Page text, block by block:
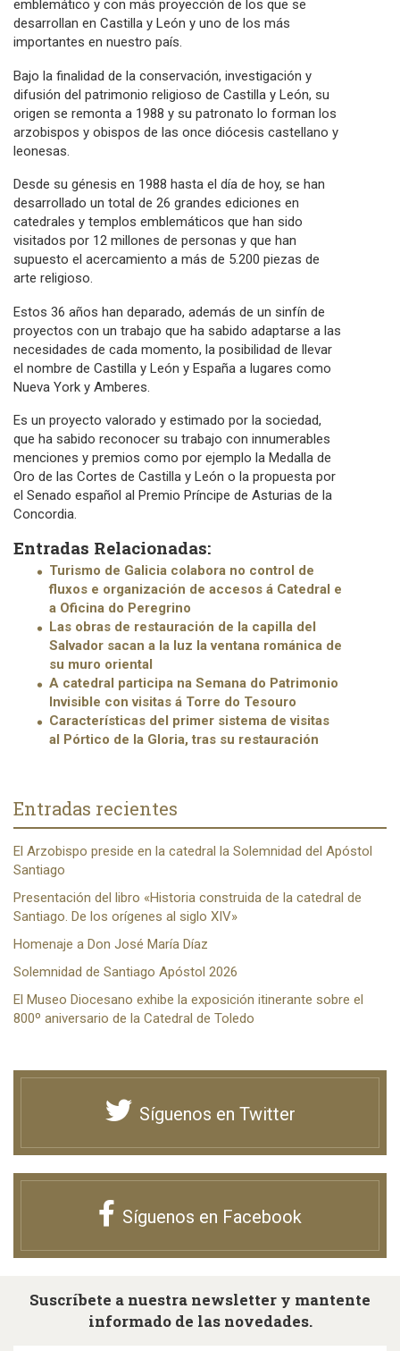
emblemático y con más proyección de los que se
desarrollan en Castilla y León y uno de los más
importantes en nuestro país.
Bajo la finalidad de la conservación, investigación y
difusión del patrimonio religioso de Castilla y León, su
origen se remonta a 1988 y su patronato lo forman los
arzobispos y obispos de las once diócesis castellano y
leonesas.
Desde su génesis en 1988 hasta el día de hoy, se han
desarrollado un total de 26 grandes ediciones en
catedrales y templos emblemáticos que han sido
visitados por 12 millones de personas y que han
supuesto el acercamiento a más de 5.200 piezas de
arte religioso.
Estos 36 años han deparado, además de un sinfín de
proyectos con un trabajo que ha sabido adaptarse a las
necesidades de cada momento, la posibilidad de llevar
el nombre de Castilla y León y España a lugares como
Nueva York y Amberes.
Es un proyecto valorado y estimado por la sociedad,
que ha sabido reconocer su trabajo con innumerables
menciones y premios como por ejemplo la Medalla de
Oro de las Cortes de Castilla y León o la propuesta por
el Senado español al Premio Príncipe de Asturias de la
Concordia.
Entradas Relacionadas:
Turismo de Galicia colabora no control de
fluxos e organización de accesos á Catedral e
a Oficina do Peregrino
Las obras de restauración de la capilla del
Salvador sacan a la luz la ventana románica de
su muro oriental
A catedral participa na Semana do Patrimonio
Invisible con visitas á Torre do Tesouro
Características del primer sistema de visitas
al Pórtico de la Gloria, tras su restauración
Entradas recientes
El Arzobispo preside en la catedral la Solemnidad del Apóstol
Santiago
Presentación del libro «Historia construida de la catedral de
Santiago. De los orígenes al siglo XIV»
Homenaje a Don José María Díaz
Solemnidad de Santiago Apóstol 2026
El Museo Diocesano exhibe la exposición itinerante sobre el
800º aniversario de la Catedral de Toledo
Síguenos en Twitter
Síguenos en Facebook
Suscríbete a nuestra newsletter y mantente
informado de las novedades.